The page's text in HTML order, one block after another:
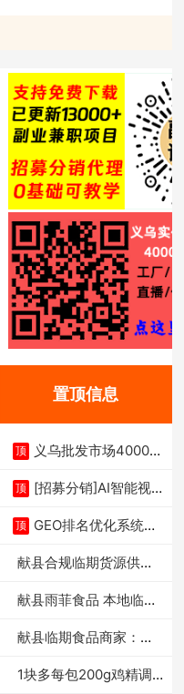
置顶信息
顶
义乌批发市场4000多
顶 [招募分销]AI智能视
顶 GEO排名优化系统+A
献县合规临期货源供货
献县雨菲食品 本地临期
献县临期食品商家：献
1块多每包200g鸡精调